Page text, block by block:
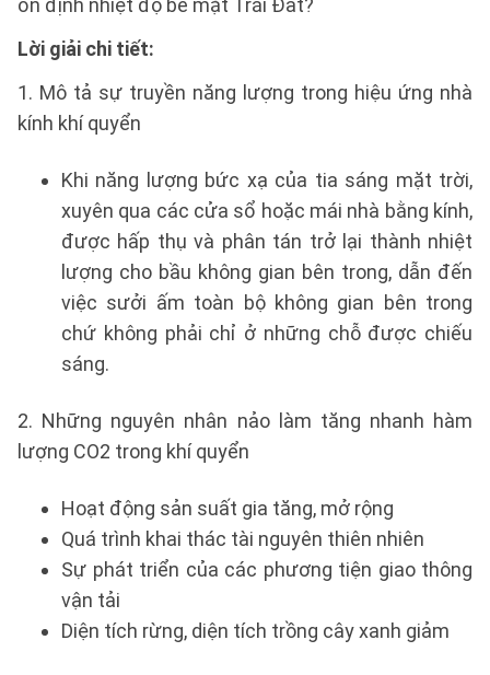
ổn định nhiệt độ bể mặt Trái Đất?
Lời giải chi tiết:
1. Mô tả sự truyền năng lượng trong hiệu ứng nhà
kính khí quyển
Khi năng lượng bức xạ của tia sáng mặt trời,
xuyên qua các cửa sổ hoặc mái nhà bằng kính,
được hấp thụ và phân tán trở lại thành nhiệt
lượng cho bầu không gian bên trong, dẫn đến
việc sưởi ấm toàn bộ không gian bên trong
chứ không phải chỉ ở những chỗ được chiếu
sáng.
2. Những nguyên nhân nảo làm tăng nhanh hàm
lượng CO2 trong khí quyển
Hoạt động sản suất gia tăng, mở rộng
Quá trình khai thác tài nguyên thiên nhiên
Sự phát triển của các phương tiện giao thông
vận tải
Diện tích rừng, diện tích trồng cây xanh giảm